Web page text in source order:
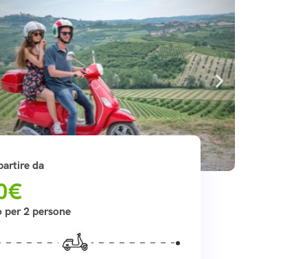
da
per 2 persone